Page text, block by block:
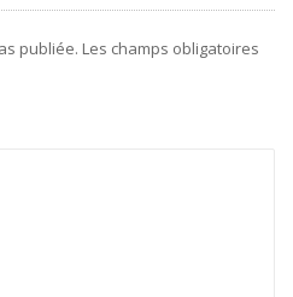
publiée. Les champs obligatoires